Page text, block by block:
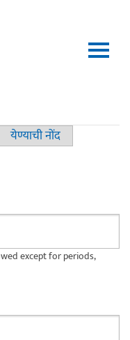
tab)
येण्याची नोंद
except for periods,